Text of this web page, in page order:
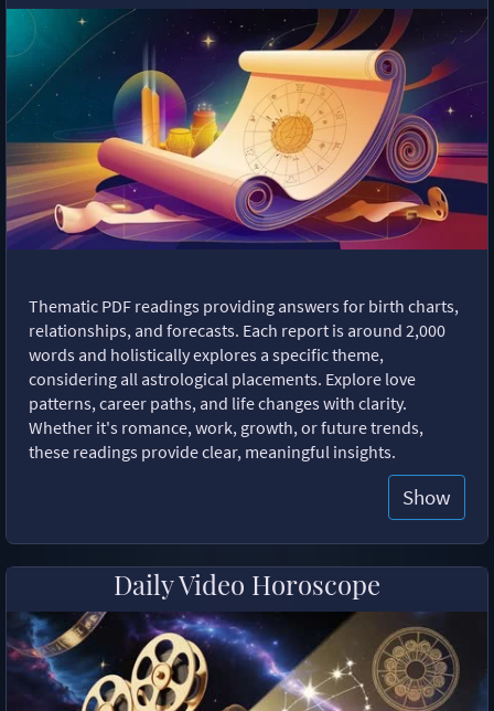
Thematic PDF readings providing answers for birth charts,
relationships, and forecasts. Each report is around 2,000
words and holistically explores a specific theme,
considering all astrological placements. Explore love
patterns, career paths, and life changes with clarity.
Whether it's romance, work, growth, or future trends,
these readings provide clear, meaningful insights.
Show
Daily Video Horoscope